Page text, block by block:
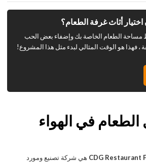
أثاث غرفة الطعام؟
مساحة الطعام الخاصة بك وإضفاء بعض الحب
، فهذا هو الوقت المثالي لبدء مثل هذا المشروع!
في الهواء
CDG Restaurant هي شركة تصنيع ومورد